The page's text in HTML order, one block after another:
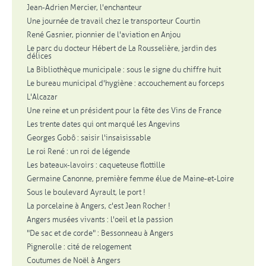
Jean-Adrien Mercier, l'enchanteur
Une journée de travail chez le transporteur Courtin
René Gasnier, pionnier de l'aviation en Anjou
Le parc du docteur Hébert de La Rousselière, jardin des
délices
La Bibliothèque municipale : sous le signe du chiffre huit
Le bureau municipal d'hygiène : accouchement au forceps
L'Alcazar
Une reine et un président pour la fête des Vins de France
Les trente dates qui ont marqué les Angevins
Georges Gobô : saisir l'insaisissable
Le roi René : un roi de légende
Les bateaux-lavoirs : caqueteuse flottille
Germaine Canonne, première femme élue de Maine-et-Loire
Sous le boulevard Ayrault, le port !
La porcelaine à Angers, c'est Jean Rocher !
Angers musées vivants : l'oeil et la passion
"De sac et de corde" : Bessonneau à Angers
Pignerolle : cité de relogement
Coutumes de Noël à Angers